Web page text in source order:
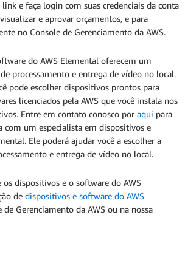
e faça login com suas credenciais da conta
e aprovar orçamentos, e para
no Console de Gerenciamento da AWS.
do AWS Elemental oferecem um
processamento e entrega de vídeo no local.
pode escolher dispositivos prontos para
licenciados pela AWS que você instala nos
Entre em contato conosco por aqui para
com um especialista em dispositivos e
Ele poderá ajudar você a escolher a
e entrega de vídeo no local.
os dispositivos e o software do AWS
de dispositivos e software do AWS
de Gerenciamento da AWS ou na nossa